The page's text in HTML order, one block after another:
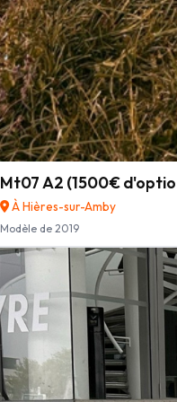
Mt07 A2 (1500€
À Hières-sur-Amby
Modèle de 2019